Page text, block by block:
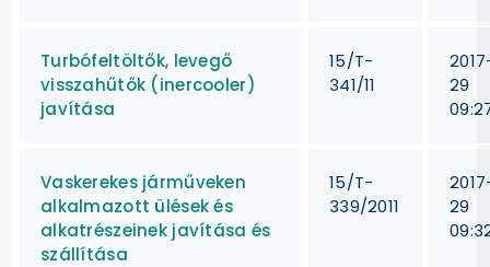
Turbófeltöltők, levegő
visszahűtők (inercooler)
javítása
15/T-
341/11
29
Vaskerekes járműveken
alkalmazott ülések és
alkatrészeinek javítása és
szállítása
15/T-
339/2011
29